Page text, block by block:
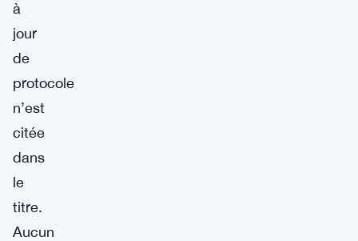
à
jour
de
protocole
n’est
citée
dans
le
titre.
Aucun